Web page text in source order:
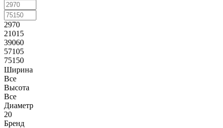
2970
21015
39060
57105
75150
Ширина
Все
Высота
Все
Диаметр
20
Бренд